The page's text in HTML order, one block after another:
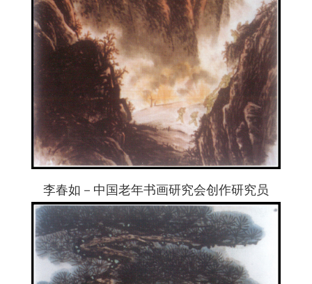
李春如－中国老年书画研究会创作研究员